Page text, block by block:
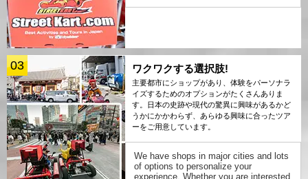
03 ワクワクする選択肢!
主要都市にショップがあり、体験をパーソナラ
イズするためのオプションがたくさんありま
す。日本の史跡や現代の驚異に興味があるかど
うかにかかわらず、あらゆる興味に合ったツア
ーをご用意しています。
We have shops in major cities and lots
of options to personalize your
experience. Whether you are interested